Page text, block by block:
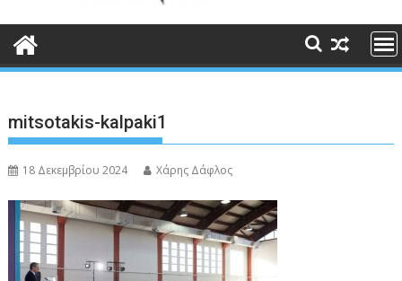
mitsotakis-kalpaki1
18 Δεκεμβρίου 2024 Χάρης Δάφλος